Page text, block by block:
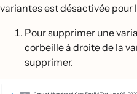
variantes est désactivée pour
Pour supprimer une
corbeille à droite de la
supprimer.